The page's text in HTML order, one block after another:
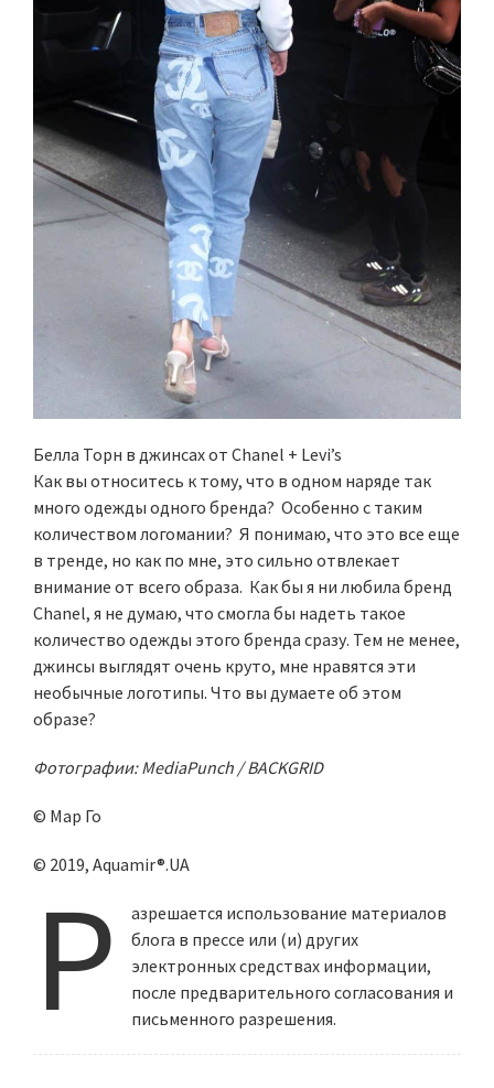
Белла Торн в джинсах от Chanel + Levi’s
Как вы относитесь к тому, что в одном наряде так
много одежды одного бренда? Особенно с таким
количеством логомании? Я понимаю, что это все еще
в тренде, но как по мне, это сильно отвлекает
внимание от всего образа. Как бы я ни любила бренд
Chanel, я не думаю, что смогла бы надеть такое
количество одежды этого бренда сразу. Тем не менее,
джинсы выглядят очень круто, мне нравятся эти
необычные логотипы. Что вы думаете об этом
образе?
Фотографии: MediaPunch / BACKGRID
© Мар Го
© 2019, Aquamir®.UA
Р
азрешается использование материалов
блога в прессе или (и) других
электронных средствах информации,
после предварительного согласования и
письменного разрешения.